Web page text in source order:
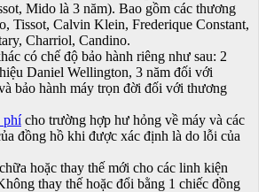
Mido là 3 năm). Bao gồm các thương
Tissot, Calvin Klein, Frederique Constant,
Charriol, Candino.
có chế độ bảo hành riêng như sau: 2
Daniel Wellington, 3 năm đối với
bảo hành máy trọn đời đối với thương
phícho trường hợp hư hỏng về máy và các
đồng hồ khi được xác định là do lỗi của
hoặc thay thế mới cho các linh kiện
thay thế hoặc đổi bằng 1 chiếc đồng